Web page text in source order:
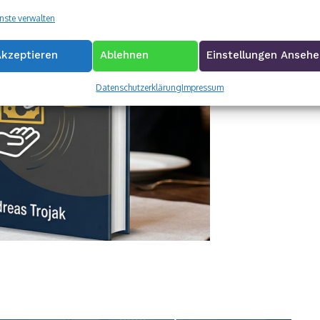
verwalten
Ablehnen Einstellungen
DatenschutzerklärungImpressum